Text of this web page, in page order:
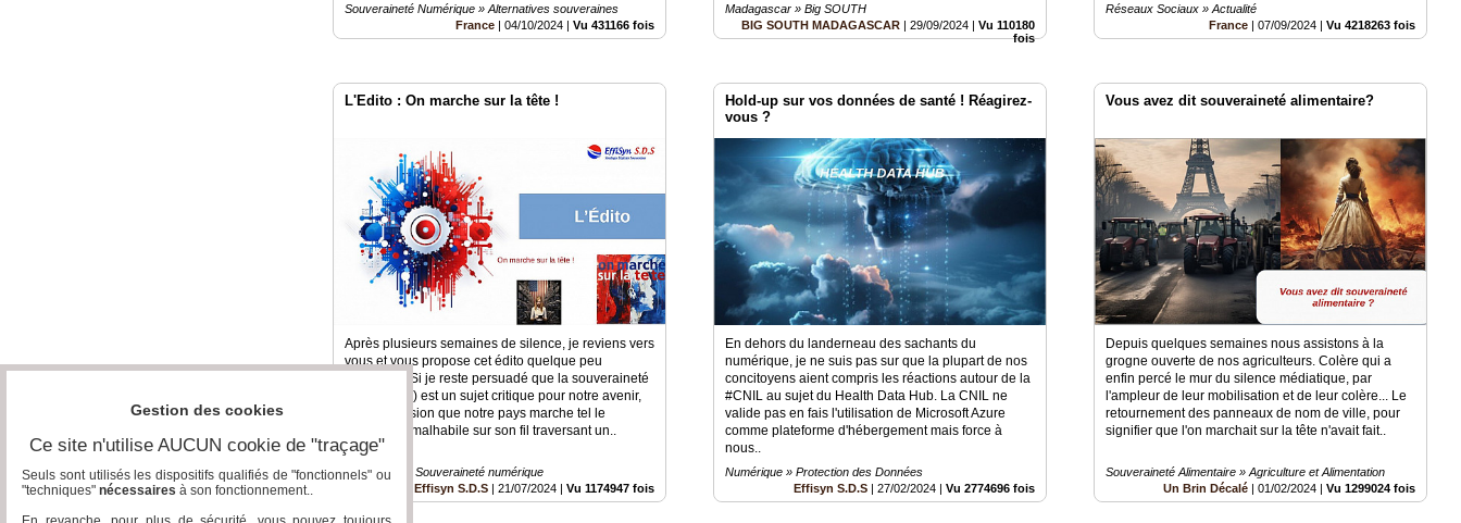
Souveraineté Numérique » Alternatives souveraines
France |04/10/2024 |Vu 431166 fois
Madagascar » Big SOUTH
BIG SOUTH MADAGASCAR |29/09/2024 |Vu 110180
fois
Réseaux Sociaux » Actualité
France |07/09/2024 |Vu 4218263 fois
L'Edito : On marche sur la tête !
Après plusieurs semaines de silence, je reviens vers
vous et vous propose cet édito quelque peu
désabusé. Si je reste persuadé que la souveraineté
(numérique) est un sujet critique pour notre avenir,
j'ai l'impression que notre pays marche tel le
funambule malhabile sur son fil traversant un..
Numérique » Souveraineté numérique
Effisyn S.D.S |21/07/2024 |Vu 1174947 fois
Hold-up sur vos données de santé ! Réagirez-
vous ?
En dehors du landerneau des sachants du
numérique, je ne suis pas sur que la plupart de nos
concitoyens aient compris les réactions autour de la
#CNIL au sujet du Health Data Hub. La CNIL ne
valide pas en fais l'utilisation de Microsoft Azure
comme plateforme d'hébergement mais force à
nous..
Numérique » Protection des Données
Effisyn S.D.S |27/02/2024 |Vu 2774696 fois
Vous avez dit souveraineté alimentaire?
Depuis quelques semaines nous assistons à la
grogne ouverte de nos agriculteurs. Colère qui a
enfin percé le mur du silence médiatique, par
l'ampleur de leur mobilisation et de leur colère... Le
retournement des panneaux de nom de ville, pour
signifier que l'on marchait sur la tête n'avait fait..
Souveraineté Alimentaire » Agriculture et Alimentation
Un Brin Décalé |01/02/2024 |Vu 1299024 fois
Gestion des cookies
Ce site n'utilise AUCUN cookie de "traçage"
Seuls sont utilisés les dispositifs qualifiés de "fonctionnels" ou
"techniques" nécessaires à son fonctionnement..